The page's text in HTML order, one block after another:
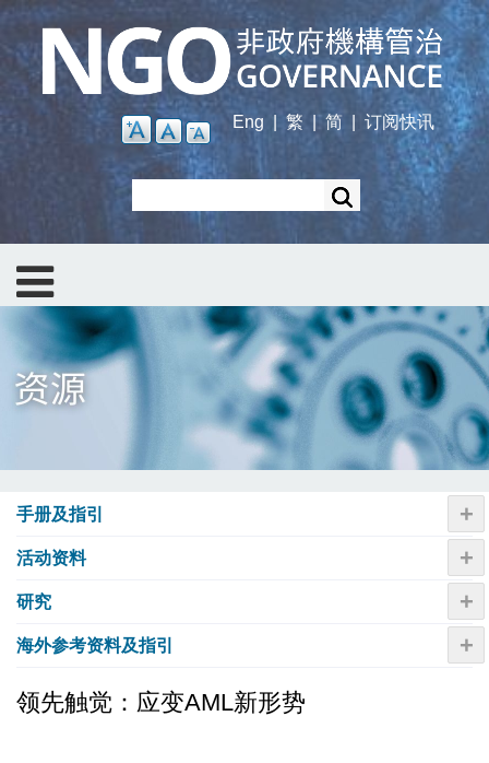
Skip
main
content
Eng
繁 | 简 订阅快讯
手册及指引 +
活动资​​料 +
研究 +
海外参考资料及指引 +
领先触觉：应变AML新形势